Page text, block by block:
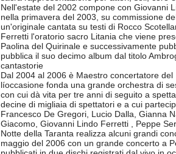
Nell'estate del 2002 compone con Giovanni
nella primavera del 2003, su commissione
un'originale cantata su testi di Rocco
Ferretti l'oratorio sacro Litania che viene
Paolina del Quirinale e successivamente
pubblica il suo decimo album dal titolo
cantastorie
Dal 2004 al 2006 è Maestro concertatore
líoccasione fonda una grande orchestra di
con cui dà vita per tre anni di seguito a
decine di migliaia di spettatori e a cui
Francesco De Gregori, Lucio Dalla, Gianna
Giacomo, Giovanni Lindo Ferretti , Peppe
Notte della Taranta realizza alcuni grandi
maggio del 2006 con un grande concerto a